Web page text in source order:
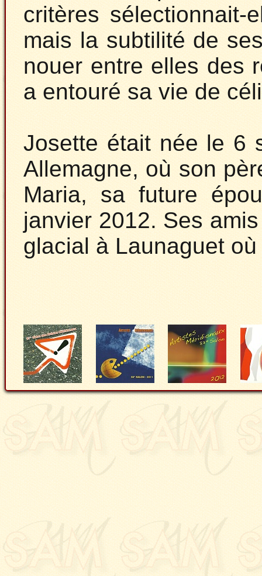
critères
mais la subtilité de
nouer entre elles des
a entouré sa vie de
Josette était née le 6
Allemagne, où son
Maria, sa future
janvier 2012. Ses
glacial à Launaguet